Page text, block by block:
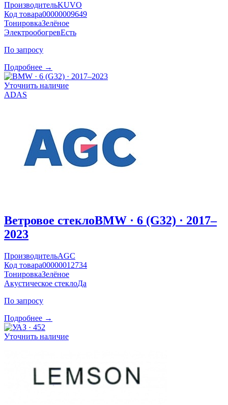
ПроизводительKUVO
Код товара00000009649
ТонировкаЗелёное
ЭлектрообогревЕсть
По запросу
Подробнее →
Уточнить наличие
ADAS
Ветровое стеклоBMW · 6 (G32) · 2017–
2023
ПроизводительAGC
Код товара00000012734
ТонировкаЗелёное
Акустическое стеклоДа
По запросу
Подробнее →
Уточнить наличие